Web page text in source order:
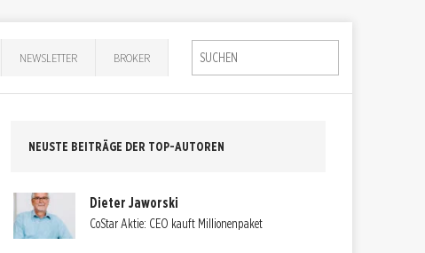
NEWSLETTER BROKER
NEUSTE BEITRÄGE DER TOP-AUTOREN
Dieter Jaworski
CoStar Aktie: CEO kauft Millionenpaket